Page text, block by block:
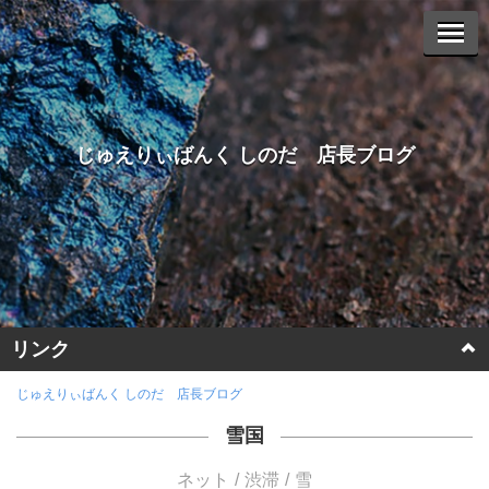
じゅえりぃばんく しのだ 店長ブログ
リンク
ホームページに戻る
ヤフーオークションへ
じゅえりぃばんく しのだ 店長ブログ
雪国
ネット 渋滞 雪